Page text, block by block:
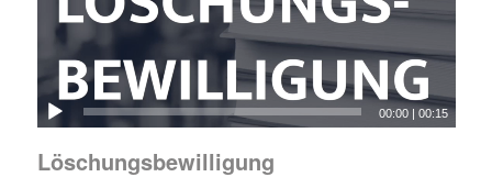
00:00 |00:15
Löschungsbewilligung